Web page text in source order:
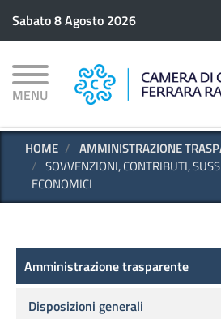
Sabato 8 Agosto 2026
MENU
HOME
AMMINISTRAZIONE
SOVVENZIONI, CONTRIBUTI,
ECONOMICI
Amministrazione
Amministrazione trasparente
Disposizioni generali